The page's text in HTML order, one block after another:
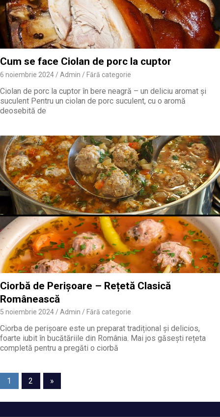
Cum se face Ciolan de porc la cuptor
6 noiembrie 2024 Admin Fără categorie
Ciolan de porc la cuptor în bere neagră – un deliciu aromat și
suculent Pentru un ciolan de porc suculent, cu o aromă
deosebită de
Ciorbă de Perișoare – Rețetă Clasică
Românească
5 noiembrie 2024 Admin Fără categorie
Ciorba de perișoare este un preparat tradițional și delicios,
foarte iubit în bucătăriile din România. Mai jos găsești rețeta
completă pentru a pregăti o ciorbă
Navigare
1 2
Next
Posts
»